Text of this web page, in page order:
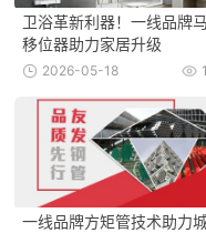
卫浴革新利器！一线品牌
移位器助力家居升级
2026-05-18
一线品牌方矩管技术助力